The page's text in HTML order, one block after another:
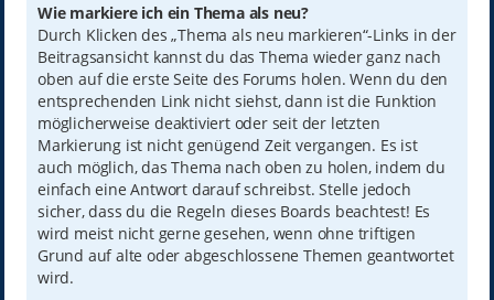
Wie markiere ich ein Thema als neu?
Durch Klicken des „Thema als neu markieren“-Links in der
Beitragsansicht kannst du das Thema wieder ganz nach
oben auf die erste Seite des Forums holen. Wenn du den
entsprechenden Link nicht siehst, dann ist die Funktion
möglicherweise deaktiviert oder seit der letzten
Markierung ist nicht genügend Zeit vergangen. Es ist
auch möglich, das Thema nach oben zu holen, indem du
einfach eine Antwort darauf schreibst. Stelle jedoch
sicher, dass du die Regeln dieses Boards beachtest! Es
wird meist nicht gerne gesehen, wenn ohne triftigen
Grund auf alte oder abgeschlossene Themen geantwortet
wird.